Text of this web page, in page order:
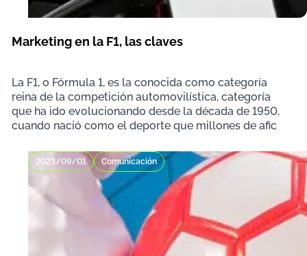
Marketing en la F1, las claves
La F1, o Fórmula 1, es la conocida como categoría
reina de la competición automovilística, categoría
que ha ido evolucionando desde la década de 1950,
cuando nació como el deporte que millones de afic
2023/09/01 Comunicación